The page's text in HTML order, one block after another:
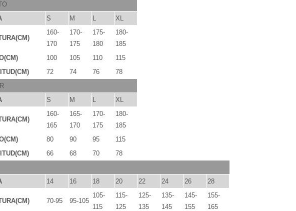
S M L XL
160-
170
170-
175
175-
180
180-
185
100 105 110
115
72 74 76
78
S M L XL
160-
165
165-
170
170-
175
180-
185
80 90 95
115
66 68 70
78
14 16 18 20 22 24 26 28
70-95 95-105
105-
115
115-
125
125-
135
135-
145
145-
155
155-
165